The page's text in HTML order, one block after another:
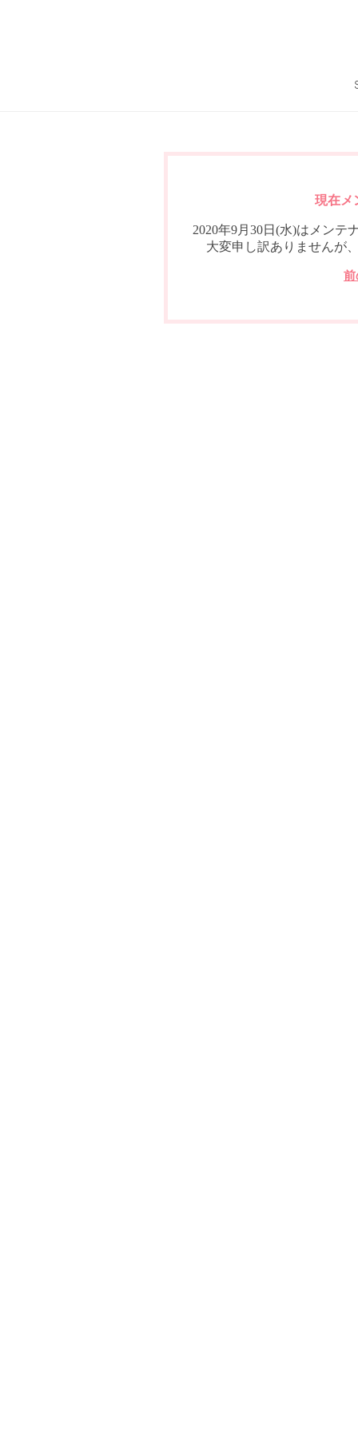
現在メ
2020年9月30日(水)はメンテ
大変申し訳ありませんが
前